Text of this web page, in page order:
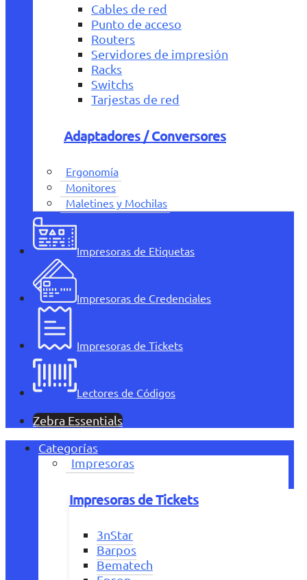
Cables de red
Punto de acceso
Routers
Servidores de impresión
Racks
Switchs
Tarjestas de red
Adaptadores / Conversores
Ergonomía
Monitores
Maletines y Mochilas
Impresoras de Etiquetas
Impresoras de Credenciales
Impresoras de Tickets
Lectores de Códigos
Zebra Essentials
Categorías
Impresoras
Impresoras de Tickets
3nStar
Barpos
Bematech